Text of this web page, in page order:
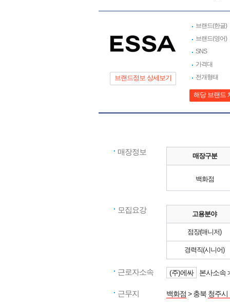
브랜드정보 상세보기
브랜드(한글)
브랜드(영어)
SNS
가격대
전개형태
해당 브랜드
매장정보 매장구분
백화점
모집요강 고용분야
점장(매니저)
경력직(시니어)
근로자소속 (주)에싸 본사소속
근무지 백화점 > 충북 청주시